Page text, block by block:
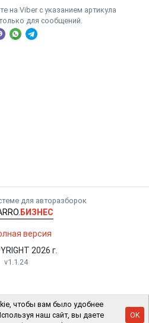
на Viber с указанием артикула
для сообщений.
для авторазборок
БИЗНЕС
версия
2026 г.
v1.1.24
чтобы вам было удобнее
наш сайт, вы даете
OK